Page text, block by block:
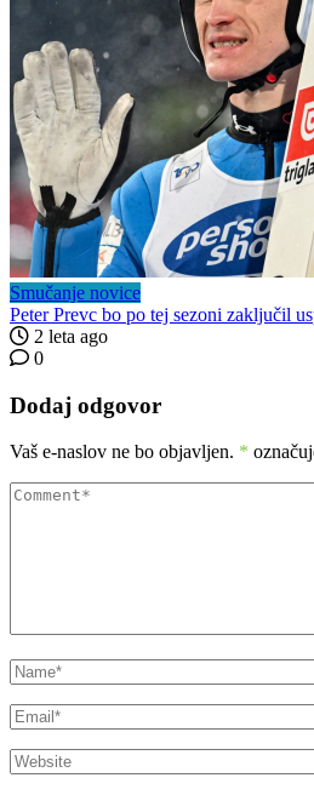
Smučanje novice
Peter Prevc bo po tej sezoni zaključil
2 leta ago
0
Dodaj odgovor
Vaš e-naslov ne bo objavljen. *